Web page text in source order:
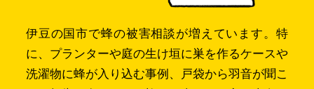
伊豆の国市で蜂の被害相談が増えています。特
に、プランターや庭の生け垣に巣を作るケースや
洗濯物に蜂が入り込む事例、戸袋から羽音が聞こ